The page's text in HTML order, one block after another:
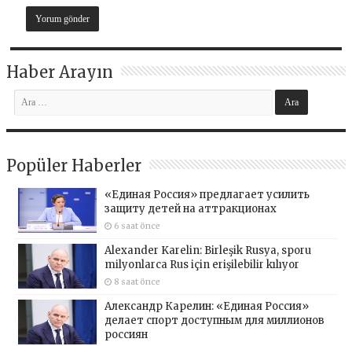
Haber Arayın
Popüler Haberler
«Единая Россия» предлагает усилить
защиту детей на аттракционах
6 saat önce
Alexander Karelin: Birleşik Rusya, sporu
milyonlarca Rus için erişilebilir kılıyor
8 saat önce
Александр Карелин: «Единая Россия»
делает спорт доступным для миллионов
россиян